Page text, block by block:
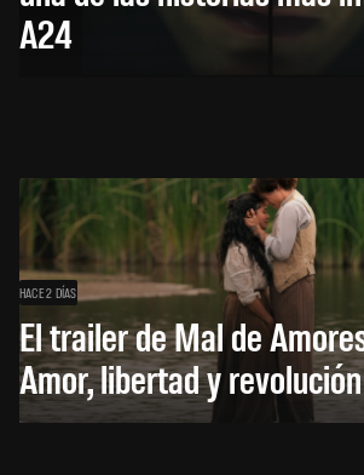
A24
HACE 2 DÍAS
El trailer de Mal de
Amor, libertad y revolución